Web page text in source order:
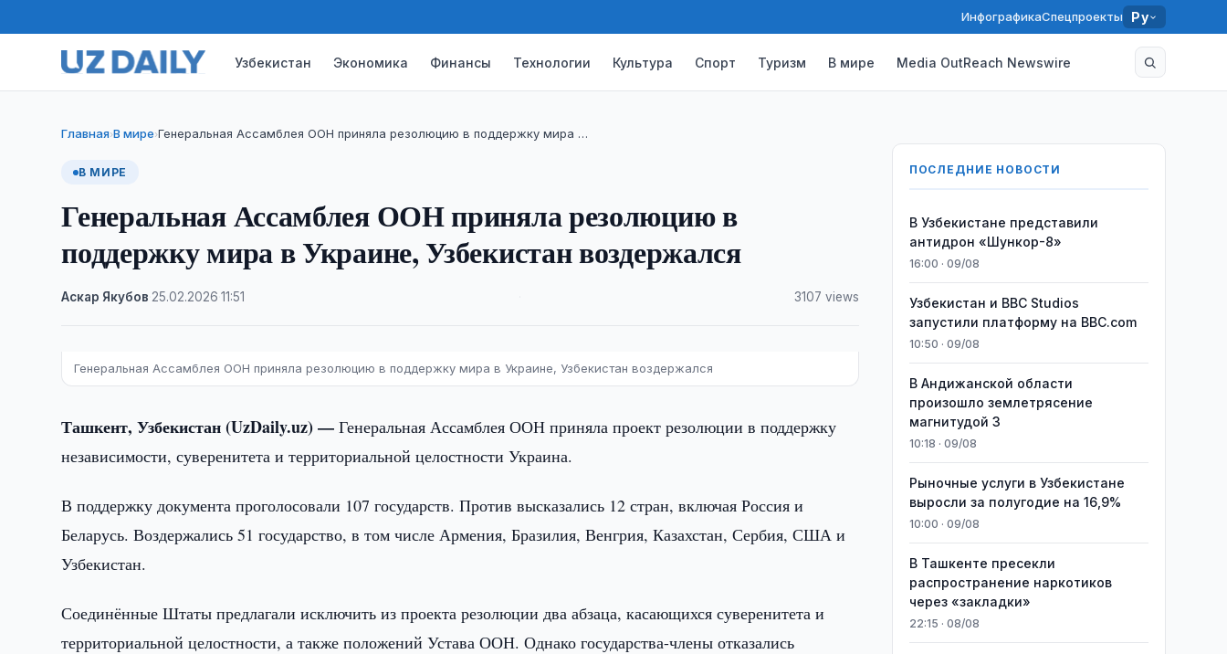
ИнфографикаСпецпроекты Ру
Узбекистан Экономика Финансы Технологии Культура Спорт Туризм В мире Media OutReach Newswire
Главная›В мире›Генеральная Ассамблея ООН приняла резолюцию в поддержку мира …
В МИРЕ
Генеральная Ассамблея ООН приняла резолюцию в
поддержку мира в Украине, Узбекистан воздержался
Аскар Якубов 25.02.2026 ·11:51 3107 views
Генеральная Ассамблея ООН приняла резолюцию в поддержку мира в Украине, Узбекистан воздержался
Ташкент, Узбекистан (UzDaily.uz) —Генеральная Ассамблея ООН приняла проект резолюции в поддержку
независимости, суверенитета и территориальной целостности Украина.
В поддержку документа проголосовали 107 государств. Против высказались 12 стран, включая Россия и
Беларусь. Воздержались 51 государство, в том числе Армения, Бразилия, Венгрия, Казахстан, Сербия, США и
Узбекистан.
Соединённые Штаты предлагали исключить из проекта резолюции два абзаца, касающихся суверенитета и
территориальной целостности, а также положений Устава ООН. Однако государства-члены отказались
ПОСЛЕДНИЕ НОВОСТИ
В Узбекистане представили
антидрон «Шункор-8»
16:00 · 09/08
Узбекистан и BBC Studios
запустили платформу на BBC.com
10:50 · 09/08
В Андижанской области
произошло землетрясение
магнитудой 3
10:18 · 09/08
Рыночные услуги в Узбекистане
выросли за полугодие на 16,9%
10:00 · 09/08
В Ташкенте пресекли
распространение наркотиков
через «закладки»
22:15 · 08/08